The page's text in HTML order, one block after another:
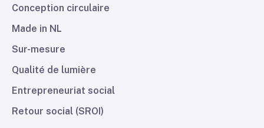
Conception circulaire
Made in NL
Sur-mesure
Qualité de lumière
Entrepreneuriat social
Retour social (SROI)